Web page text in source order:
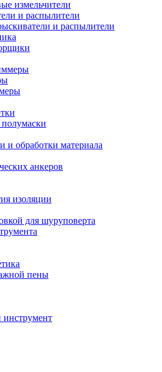
измельчители
и распылители
и распылители
и обработки материала
анкеров
изоляции
для шуруповерта
пены